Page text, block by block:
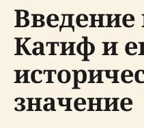
Введение
Катиф и
значение